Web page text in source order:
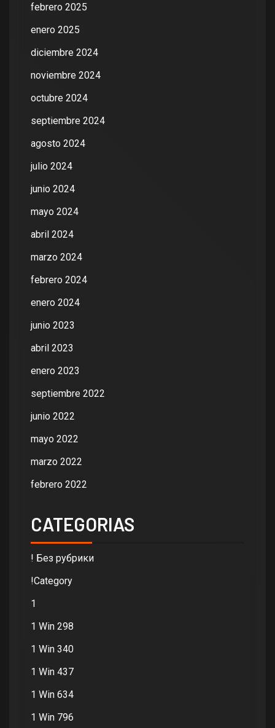
febrero 2025
enero 2025
diciembre 2024
noviembre 2024
octubre 2024
septiembre 2024
agosto 2024
julio 2024
junio 2024
mayo 2024
abril 2024
marzo 2024
febrero 2024
enero 2024
junio 2023
abril 2023
enero 2023
septiembre 2022
junio 2022
mayo 2022
marzo 2022
febrero 2022
CATEGORIAS
! Без рубрики
!Category
1
1 Win 298
1 Win 340
1 Win 437
1 Win 634
1 Win 796